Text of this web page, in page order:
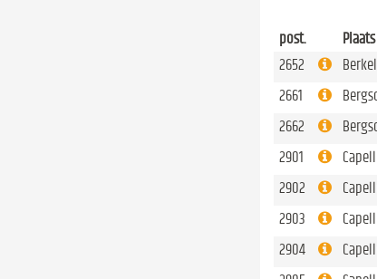
post. Plaats
2652
2661
2662
2901
2902
2903
2904